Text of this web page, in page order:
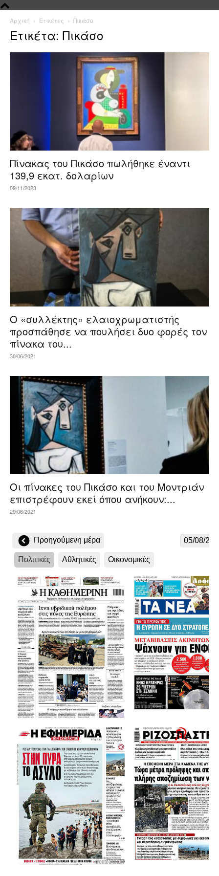
Αρχική Ετικέτες Πικάσο
Ετικέτα: Πικάσο
Πίνακας του Πικάσο πωλήθηκε έναντι
139,9 εκατ. δολαρίων
09/11/2023
Ο «συλλέκτης» ελαιοχρωματιστής
προσπάθησε να πουλήσει δυο φορές τον
πίνακα του...
30/06/2021
Οι πίνακες του Πικάσο και του Μοντριάν
επιστρέφουν εκεί όπου ανήκουν:...
29/06/2021